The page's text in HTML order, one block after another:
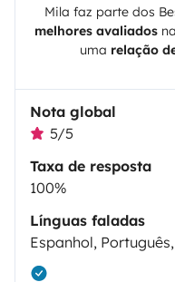
Mila faz parte dos
melhores avaliados na
uma relação
Nota global
5/5
Taxa de resposta
100%
Línguas faladas
Espanhol,